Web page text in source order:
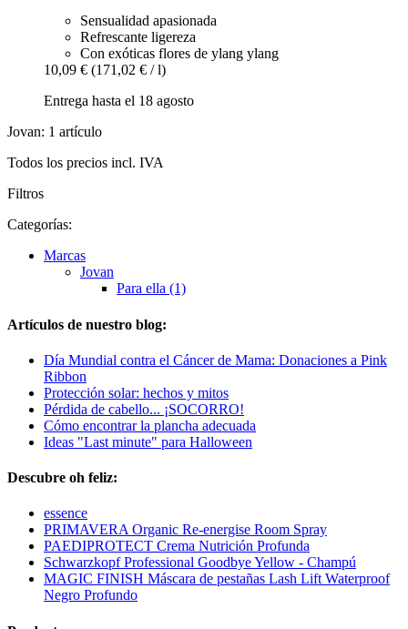
Sensualidad apasionada
Refrescante ligereza
Con exóticas flores de ylang ylang
10,09 € (171,02 € / l)
Entrega hasta el 18 agosto
Jovan: 1 artículo
Todos los precios incl. IVA
Filtros
Categorías:
Marcas
Jovan
Para ella (1)
Artículos de nuestro blog:
Día Mundial contra el Cáncer de Mama: Donaciones a Pink
Ribbon
Protección solar: hechos y mitos
Pérdida de cabello... ¡SOCORRO!
Cómo encontrar la plancha adecuada
Ideas "Last minute" para Halloween
Descubre oh feliz:
essence
PRIMAVERA Organic Re-energise Room Spray
PAEDIPROTECT Crema Nutrición Profunda
Schwarzkopf Professional Goodbye Yellow - Champú
MAGIC FINISH Máscara de pestañas Lash Lift Waterproof
Negro Profundo